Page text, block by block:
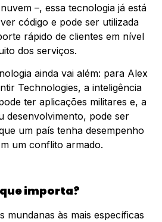
–, essa tecnologia já está
código e pode ser utilizada
rápido de clientes em nível
dos serviços.
ainda vai além: para Alex
Technologies, a inteligência
ter aplicações militares e, a
desenvolvimento, pode ser
um país tenha desempenho
um conflito armado.
importa?
mundanas às mais específicas